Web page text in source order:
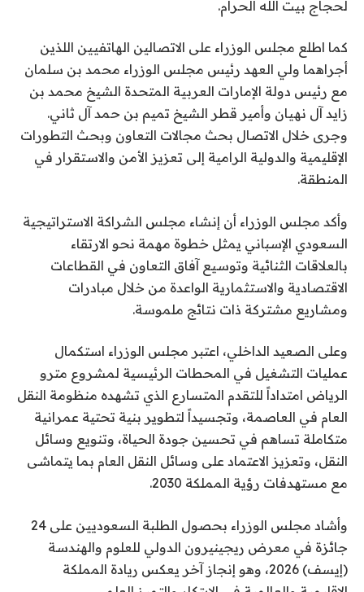
لحجاج بيت الله الحرام.
كما اطلع مجلس الوزراء على الاتصالين الهاتفيين اللذين
أجراهما ولي العهد رئيس مجلس الوزراء محمد بن سلمان
مع رئيس دولة الإمارات العربية المتحدة الشيخ محمد بن
زايد آل نهيان وأمير قطر الشيخ تميم بن حمد آل ثاني.
وجرى خلال الاتصال بحث مجالات التعاون وبحث التطورات
الإقليمية والدولية الرامية إلى تعزيز الأمن والاستقرار في
المنطقة.
وأكد مجلس الوزراء أن إنشاء مجلس الشراكة الاستراتيجية
السعودي الإسباني يمثل خطوة مهمة نحو الارتقاء
بالعلاقات الثنائية وتوسيع آفاق التعاون في القطاعات
الاقتصادية والاستثمارية الواعدة من خلال مبادرات
ومشاريع مشتركة ذات نتائج ملموسة.
وعلى الصعيد الداخلي، اعتبر مجلس الوزراء استكمال
عمليات التشغيل في المحطات الرئيسية لمشروع مترو
الرياض امتداداً للتقدم المتسارع الذي تشهده منظومة النقل
العام في العاصمة، وتجسيداً لتطوير بنية تحتية عمرانية
متكاملة تساهم في تحسين جودة الحياة، وتنويع وسائل
النقل، وتعزيز الاعتماد على وسائل النقل العام بما يتماشى
مع مستهدفات رؤية المملكة 2030.
وأشاد مجلس الوزراء بحصول الطلبة السعوديين على 24
جائزة في معرض ريجينيرون الدولي للعلوم والهندسة
(إيسف) 2026، وهو إنجاز آخر يعكس ريادة المملكة